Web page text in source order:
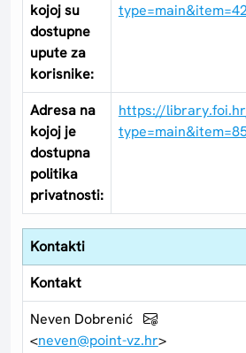
kojoj su
dostupne
upute za
korisnike:
Adresa na
kojoj je
dostupna
politika
privatnosti:
https://
Kontakti
Kontakt
Neven Dobrenić
<neven@point-vz.hr>